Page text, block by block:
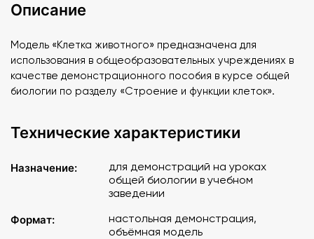
Описание
Модель «Клетка животного» предназначена для
использования в общеобразовательных учреждениях в
качестве демонстрационного пособия в курсе общей
биологии по разделу «Строение и функции клеток».
Технические характеристики
Назначение:
для демонстраций на уроках
общей биологии в учебном
заведении
Формат:
настольная демонстрация,
объёмная модель